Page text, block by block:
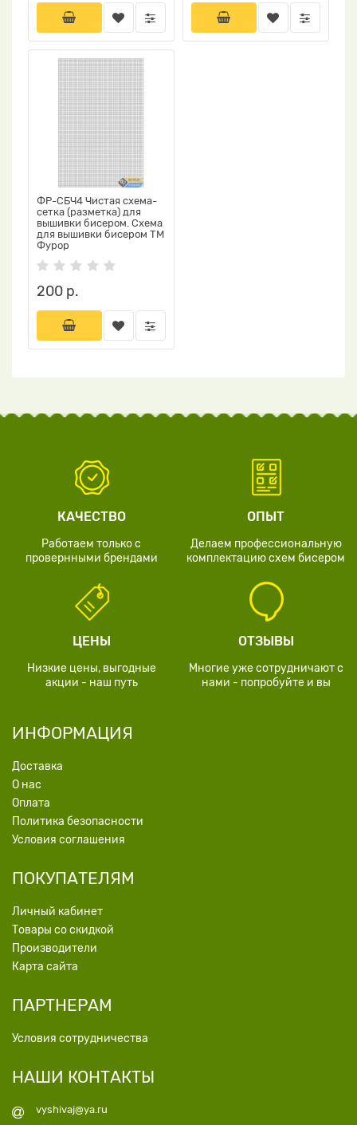
ФР-СБЧ4 Чистая схема-
сетка (разметка) для
вышивки бисером. Схема
для вышивки бисером ТМ
Фурор
200 р.
КАЧЕСТВО
Работаем только с
провернными брендами
ОПЫТ
Делаем профессиональную
комплектацию схем бисером
ЦЕНЫ
Низкие цены, выгодные
акции - наш путь
ОТЗЫВЫ
Многие уже сотрудничают с
нами - попробуйте и вы
ИНФОРМАЦИЯ
Доставка
О нас
Оплата
Политика безопасности
Условия соглашения
ПОКУПАТЕЛЯМ
Личный кабинет
Товары со скидкой
Производители
Карта сайта
ПАРТНЕРАМ
Условия сотрудничества
НАШИ КОНТАКТЫ
vyshivaj@ya.ru